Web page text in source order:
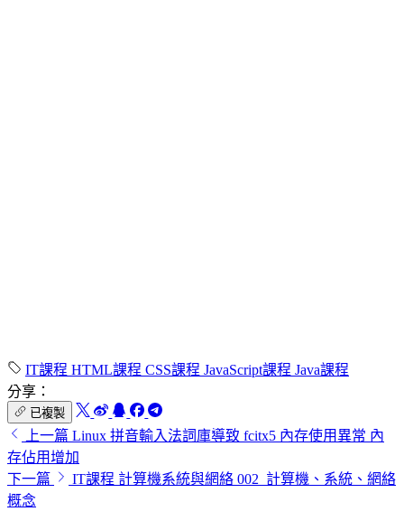
IT課程 HTML課程 CSS課程 JavaScript課程 Java課程
分享：
已複製
上一篇 Linux 拼音輸入法詞庫導致 fcitx5 內存使用異常 內
存佔用增加
下一篇
IT課程 計算機系統與網絡 002_計算機、系統、網絡
概念